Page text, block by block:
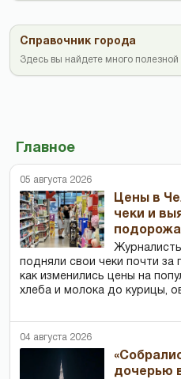
Справочник города
Здесь вы найдете много
Главное
05 августа 2026
Цены в
чеки и
Журналисты
подняли свои чеки почти за
как изменились цены на
хлеба и молока до курицы,
04 августа 2026
дочерью